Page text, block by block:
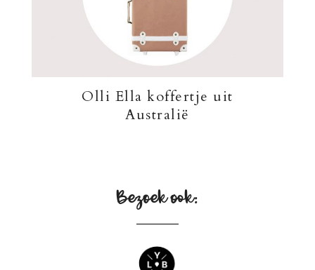
Olli Ella koffertje uit
Australië
Bezoek ook: